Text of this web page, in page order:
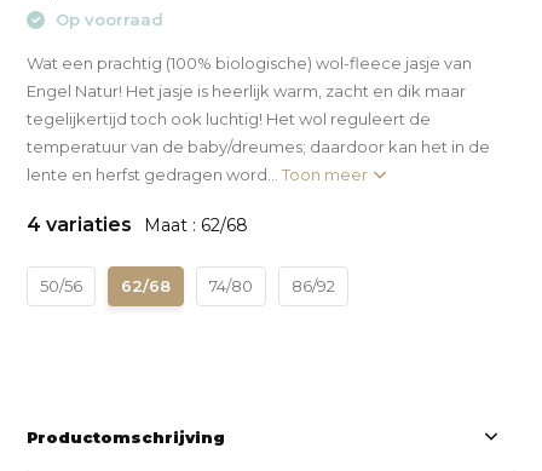
Op voorraad
Wat een prachtig (100% biologische) wol-fleece jasje van
Engel Natur! Het jasje is heerlijk warm, zacht en dik maar
tegelijkertijd toch ook luchtig! Het wol reguleert de
temperatuur van de baby/dreumes; daardoor kan het in de
lente en herfst gedragen word...Toon meer
4 variaties Maat : 62/68
50/56 62/68 74/80 86/92
Productomschrijving